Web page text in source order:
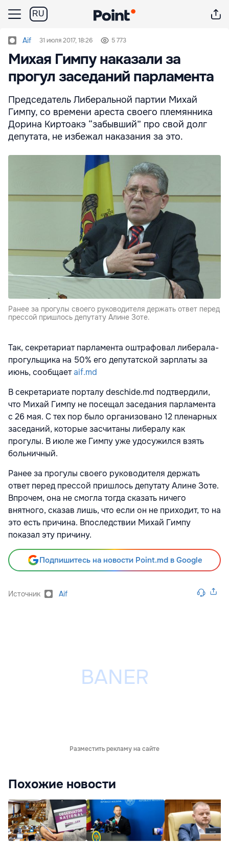
RU
Aif 31 июля 2017, 18:26 5 773
Михая Гимпу наказали за
прогул заседаний парламента
Председатель Либеральной партии Михай
Гимпу, со времени ареста своего племянника
Дорина Киртоакэ “забывший” про свой долг
депутата, не избежал наказания за это.
Ранее за прогулы своего руководителя держать ответ перед
прессой пришлось депутату Алине Зоте.
Так, секретариат парламента оштрафовал либерала-
прогульщика на 50% его депутатской зарплаты за
июнь, сообщаетaif.md
В секретариате порталу deschide.md подтвердили,
что Михай Гимпу не посещал заседания парламента
с 26 мая. С тех пор было организовано 12 пленарных
заседаний, которые засчитаны либералу как
прогулы. В июле же Гимпу уже удосужился взять
больничный.
Ранее за прогулы своего руководителя держать
ответ перед прессой пришлось депутату Алине Зоте.
Впрочем, она не смогла тогда сказать ничего
внятного, сказав лишь, что если он не приходит, то на
это есть причина. Впоследствии Михай Гимпу
показал эту причину.
Подпишитесь на новости Point.md в Google
Источник Aif
Разместить рекламу на сайте
Похожие новости